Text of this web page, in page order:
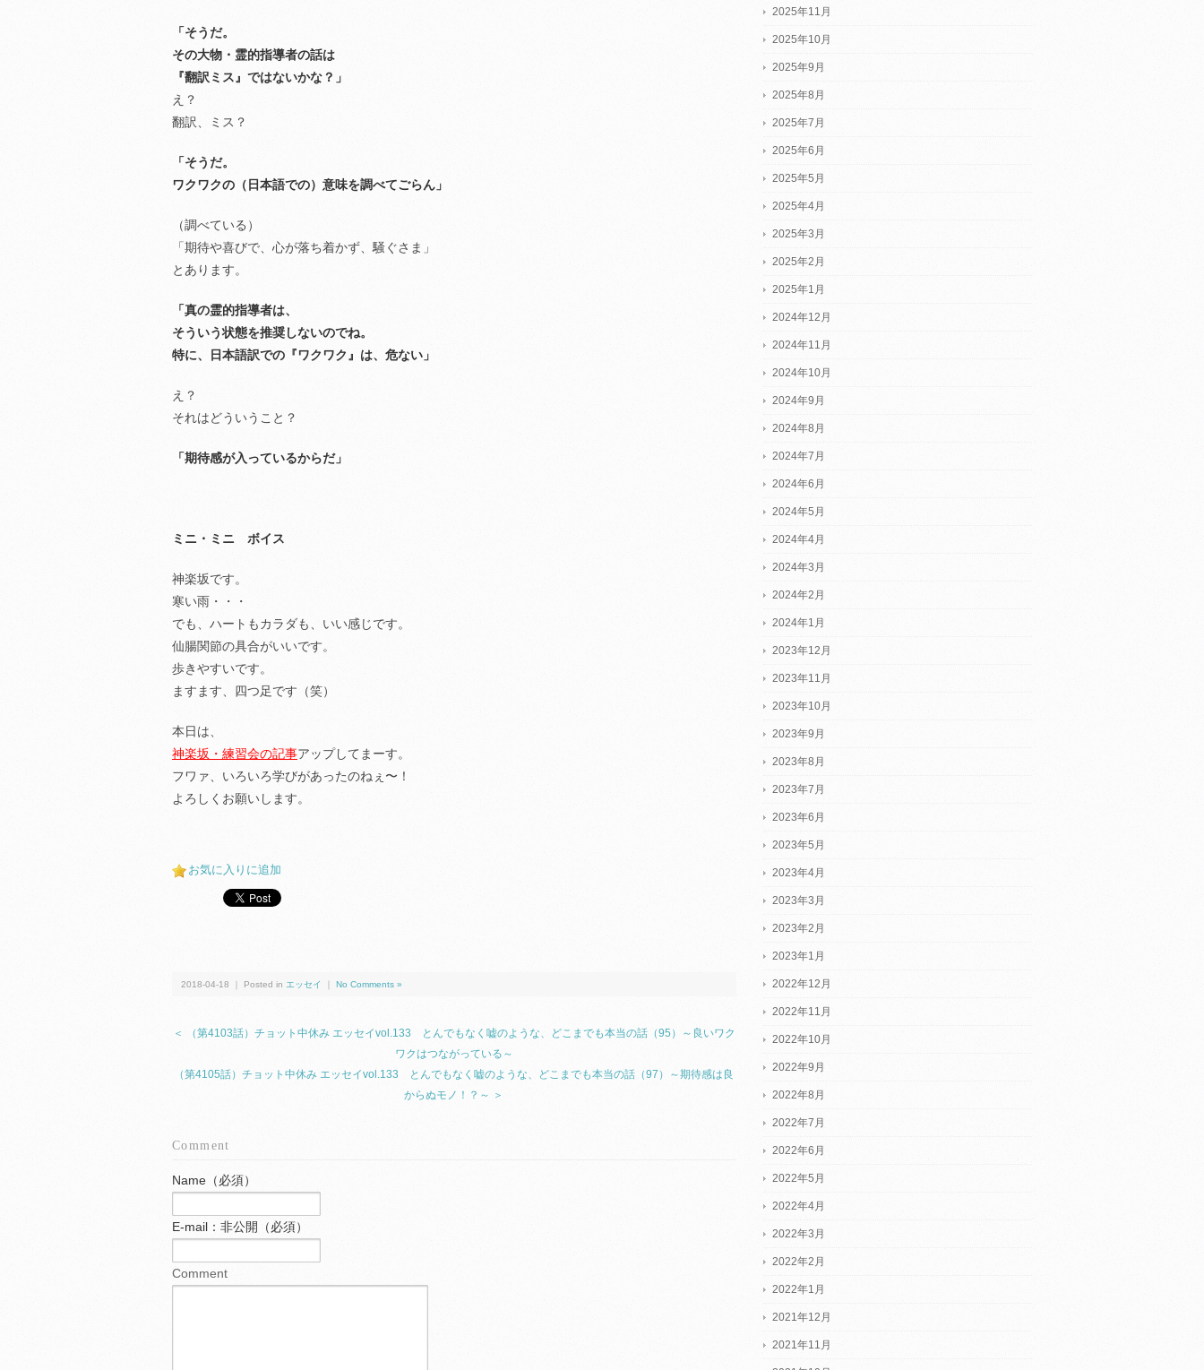
「そうだ。
その大物・霊的指導者の話は
『翻訳ミス』ではないかな？」
え？
翻訳、ミス？
「そうだ。
ワクワクの（日本語での）意味を調べてごらん」
（調べている）
「期待や喜びで、心が落ち着かず、騒ぐさま」
とあります。
「真の霊的指導者は、
そういう状態を推奨しないのでね。
特に、日本語訳での『ワクワク』は、危ない」
え？
それはどういうこと？
「期待感が入っているからだ」
ミニ・ミニ ボイス
神楽坂です。
寒い雨・・・
でも、ハートもカラダも、いい感じです。
仙腸関節の具合がいいです。
歩きやすいです。
ますます、四つ足です（笑）
本日は、
神楽坂・練習会の記事アップしてまーす。
フワァ、いろいろ学びがあったのねぇ〜！
よろしくお願いします。
お気に入りに追加
2018-04-18 ｜ Posted in エッセイ No Comments »
＜ （第4103話）チョット中休み エッセイvol.133 とんでもなく嘘のような、どこまでも本当の話（95）～良いワク
ワクはつながっている～
（第4105話）チョット中休み エッセイvol.133 とんでもなく嘘のような、どこまでも本当の話（97）～期待感は良
からぬモノ！？～ ＞
Comment
Name（必須）
E-mail：非公開（必須）
Comment
2025年11月
2025年10月
2025年9月
2025年8月
2025年7月
2025年6月
2025年5月
2025年4月
2025年3月
2025年2月
2025年1月
2024年12月
2024年11月
2024年10月
2024年9月
2024年8月
2024年7月
2024年6月
2024年5月
2024年4月
2024年3月
2024年2月
2024年1月
2023年12月
2023年11月
2023年10月
2023年9月
2023年8月
2023年7月
2023年6月
2023年5月
2023年4月
2023年3月
2023年2月
2023年1月
2022年12月
2022年11月
2022年10月
2022年9月
2022年8月
2022年7月
2022年6月
2022年5月
2022年4月
2022年3月
2022年2月
2022年1月
2021年12月
2021年11月